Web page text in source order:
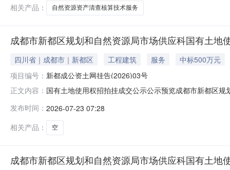
相关产品：
自然资源资产清查核算技术服务
成都市新都区规划和自然资源局市场供应科国有土地
四川省｜成都市｜新都区 工程建筑 服务
中标500万元
项目编号： 新都成公资土网挂告(2026)03号
正文内容： 国有土地使用权招拍挂成交公示公示预览成都市新都区
则。我局挂牌出让1宗国有土地使用权。现将有关情况公
街道兴城村八组、九
发布时间： 2026-07-23 07:28
相关产品：
空
成都市新都区规划和自然资源局市场供应科国有土